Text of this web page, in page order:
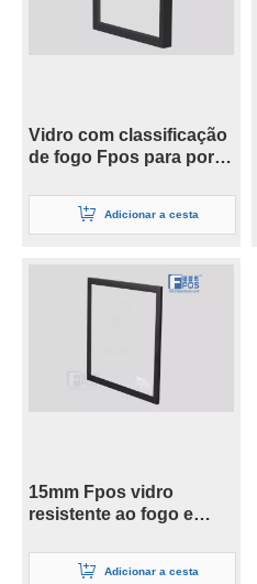
Vidro com classificação
de fogo Fpos para porta
divisória
Adicionar a cesta
15mm Fpos vidro
resistente ao fogo e
parede de escritório
Adicionar a cesta